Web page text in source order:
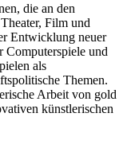
die an den
Film und
Entwicklung neuer
Computerspiele und
als
Themen.
Arbeit von gold
künstlerischen